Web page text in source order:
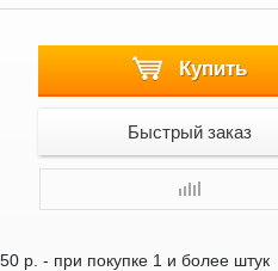
Купить
Быстрый заказ
р. - при покупке 1 и более штук